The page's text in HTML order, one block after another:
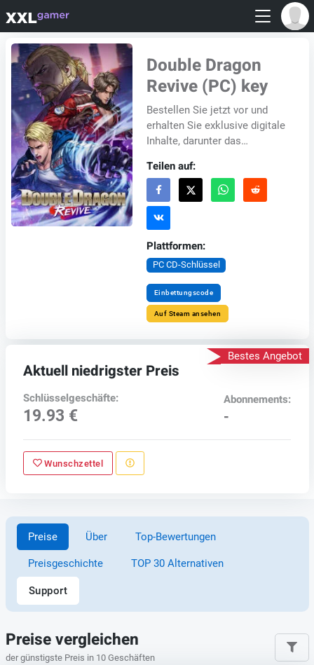
Double Dragon
Revive (PC) key
Bestellen Sie jetzt vor und
erhalten Sie exklusive digitale
Inhalte, darunter das
Dodge Ball“ und 24 Stunden
Vorabzugang exk...
Teilen auf:
Plattformen:
PC CD-Schlüssel
Einbettungscode
Auf Steam ansehen
Bestes Angebot
Aktuell niedrigster Preis
Schlüsselgeschäfte:
19.93 €
Abonnements:
-
Wunschzettel
Preise Über Top-Bewertungen
Preisgeschichte TOP 30 Alternativen
Support
Preise vergleichen
der günstigste Preis in 10 Geschäften